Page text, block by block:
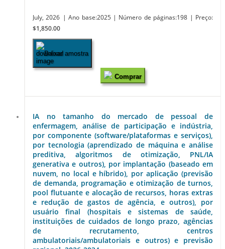
July, 2026 | Ano base:2025 | Número de páginas:198 | Preço:
$1,850.00
Baixar amostra
Comprar
IA no tamanho do mercado de pessoal de
enfermagem, análise de participação e indústria,
por componente (software/plataformas e serviços),
por tecnologia (aprendizado de máquina e análise
preditiva, algoritmos de otimização, PNL/IA
generativa e outros), por implantação (baseado em
nuvem, no local e híbrido), por aplicação (previsão
de demanda, programação e otimização de turnos,
pool flutuante e alocação de recursos, horas extras
e redução de gastos de agência, e outros), por
usuário final (hospitais e sistemas de saúde,
instituições de cuidados de longo prazo, agências
de recrutamento, centros
ambulatoriais/ambulatoriais e outros) e previsão